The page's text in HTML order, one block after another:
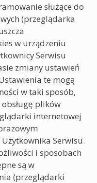
służące do
(przeglądarka
w urządzeniu
Serwisu
zmiany ustawień
te mogą
w taki sposób,
plików
internetowej
Serwisu.
i sposobach
są w
(przeglądarki